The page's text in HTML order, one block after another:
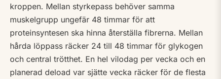
kroppen. Mellan styrkepass behöver samma
muskelgrupp ungefär 48 timmar för att
proteinsyntesen ska hinna återställa fibrerna. Mellan
hårda löppass räcker 24 till 48 timmar för glykogen
och central trötthet. En hel vilodag per vecka och en
planerad deload var sjätte vecka räcker för de flesta